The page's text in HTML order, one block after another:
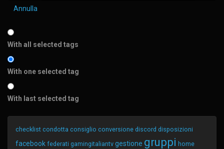
Annulla
With all selected tags
With one selected tag
With last selected tag
checklist condotta consiglio conversione discord disposizioni
facebook federati gamingitaliantv gestione gruppi home